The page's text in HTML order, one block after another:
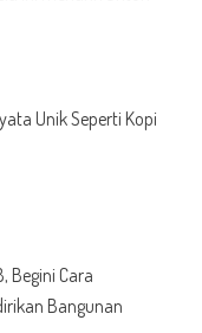
Unik Seperti Kopi
Begini Cara
Bangunan